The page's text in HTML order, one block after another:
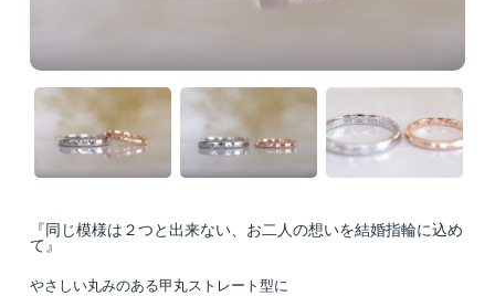
『同じ模様は２つと出来ない、お二人の想いを結婚指輪に込め
て』
やさしい丸みのある甲丸ストレート型に